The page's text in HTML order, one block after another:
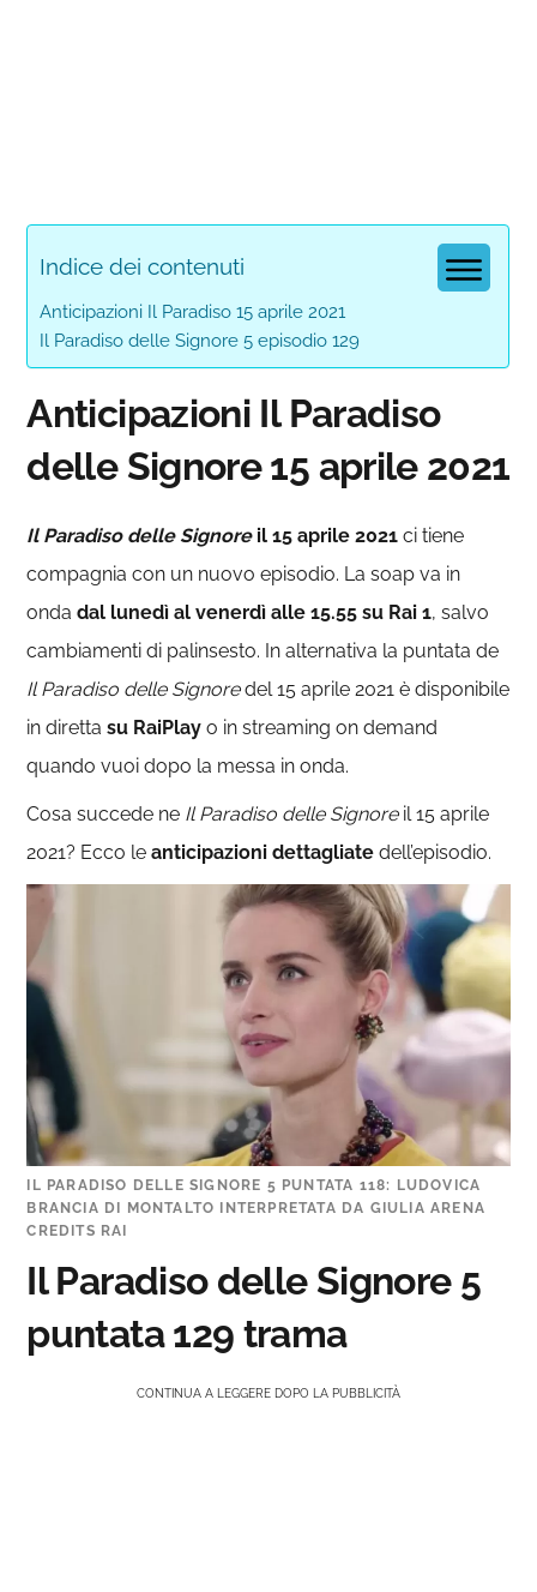
Indice dei contenuti
Anticipazioni Il Paradiso 15 aprile 2021
Il Paradiso delle Signore 5 episodio 129
Anticipazioni Il Paradiso
delle Signore 15 aprile 2021
Il Paradiso delle Signoreil 15 aprile 2021 ci tiene
compagnia con un nuovo episodio. La soap va in
ondadal lunedì al venerdì alle 15.55 su Rai 1, salvo
cambiamenti di palinsesto. In alternativa la puntata de
Il Paradiso delle Signoredel 15 aprile 2021 è disponibile
in direttasu RaiPlay o in streaming on demand
quando vuoi dopo la messa in onda.
Cosa succede ne Il Paradiso delle Signoreil 15 aprile
2021? Ecco leanticipazioni dettagliate dell’episodio.
IL PARADISO DELLE SIGNORE 5 PUNTATA 118: LUDOVICA
BRANCIA DI MONTALTO INTERPRETATA DA GIULIA ARENA
CREDITS RAI
Il Paradiso delle Signore 5
puntata 129 trama
CONTINUA A LEGGERE DOPO LA PUBBLICITÀ